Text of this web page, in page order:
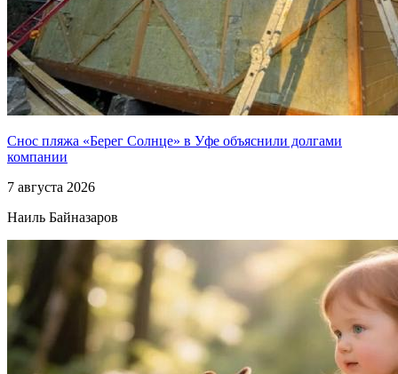
Снос пляжа «Берег Солнце» в Уфе объяснили долгами
компании
7 августа 2026
Наиль Байназаров